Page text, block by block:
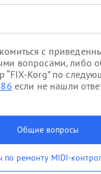
с
вопросами, либо
“FIX-Korg” по
если не нашли
Общие вопросы
по ремонту MIDI-